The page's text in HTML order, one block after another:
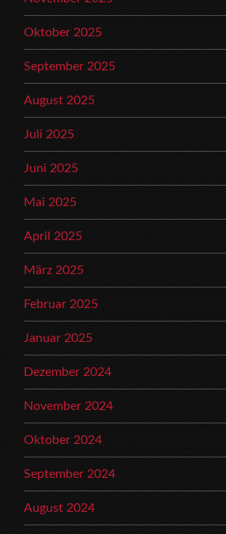
Oktober 2025
September 2025
August 2025
Juli 2025
Juni 2025
Mai 2025
April 2025
März 2025
Februar 2025
Januar 2025
Dezember 2024
November 2024
Oktober 2024
September 2024
August 2024